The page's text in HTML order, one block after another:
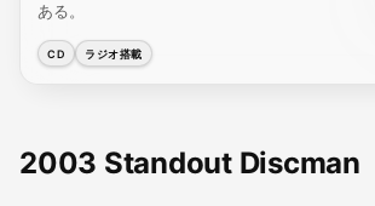
ある。
CD ラジオ搭載
2003 Standout Discman